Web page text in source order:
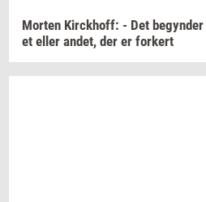
Mor­ten Kirck­hoff: - Det be­gyn­der
et eller andet, der er for­kert